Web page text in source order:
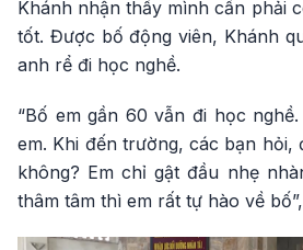
Khánh nhận thấy mình cần phải
tốt. Được bố động viên, Khánh
anh rể đi học nghề.
“Bố em gần 60 vẫn đi học
em. Khi đến trường, các bạn hỏi,
không? Em chỉ gật đầu nhẹ
thâm tâm thì em rất tự hào về